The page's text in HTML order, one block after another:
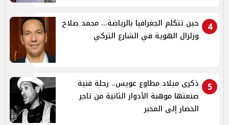
4
حين تتكلم الجغرافيا بالرياضة... محمد صلاح
وزلزال الهوية في الشارع التركي
5
ذكرى ميلاد مطاوع عويس.. رحلة فنية
صنعتها موهبة الأدوار الثانية من تاجر
الخضار إلى المخبر